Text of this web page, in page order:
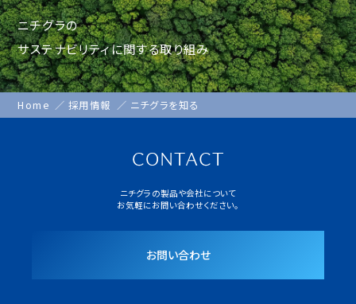
ニチグラの
サステナビリティに関する取り組み
Home 採用情報 ニチグラを知る
ニチグラの製品や会社について
お気軽にお問い合わせください。
お問い合わせ